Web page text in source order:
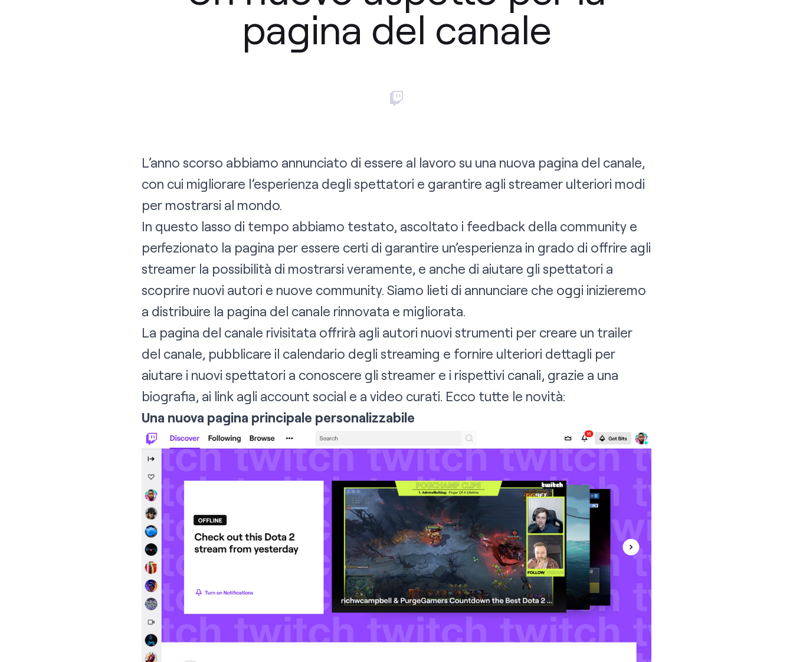
pagina del canale
L’anno scorso abbiamo annunciato di essere al lavoro su una nuova pagina del canale,
con cui migliorare l’esperienza degli spettatori e garantire agli streamer ulteriori modi
per mostrarsi al mondo.
In questo lasso di tempo abbiamo testato, ascoltato i feedback della community e
perfezionato la pagina per essere certi di garantire un’esperienza in grado di offrire agli
streamer la possibilità di mostrarsi veramente, e anche di aiutare gli spettatori a
scoprire nuovi autori e nuove community. Siamo lieti di annunciare che oggi inizieremo
a distribuire la pagina del canale rinnovata e migliorata.
La pagina del canale rivisitata offrirà agli autori nuovi strumenti per creare un trailer
del canale, pubblicare il calendario degli streaming e fornire ulteriori dettagli per
aiutare i nuovi spettatori a conoscere gli streamer e i rispettivi canali, grazie a una
biografia, ai link agli account social e a video curati. Ecco tutte le novità:
Una nuova pagina principale personalizzabile